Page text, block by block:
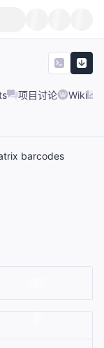
项目讨论 Wiki
barcodes